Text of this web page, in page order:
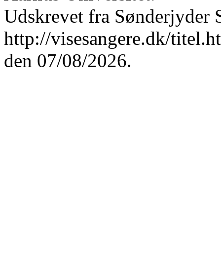
Udskrevet fra Sønderjyder
http://visesangere.dk/
den 07/08/2026.